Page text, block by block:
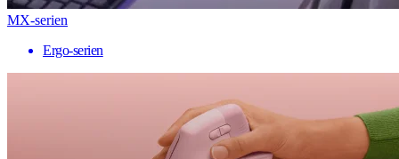
MX-serien
Ergo-serien